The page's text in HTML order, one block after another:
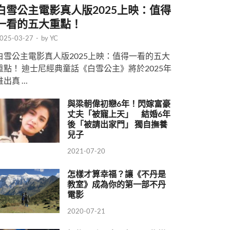
雪公主電影真人版2025上映：值得
看的五大重點！
03-27 - byYC
雪公主電影真人版2025上映：值得一看的五大
點！ 迪士尼經典童話《白雪公主》將於2025年
出真 …
與梁朝偉初戀6年！閃嫁富豪
丈夫「被寵上天」 結婚6年
後「被請出家門」 獨自撫養
兒子
2021-07-20
怎樣才算幸福？讓《不丹是
教室》成為你的第一部不丹
電影
2020-07-21